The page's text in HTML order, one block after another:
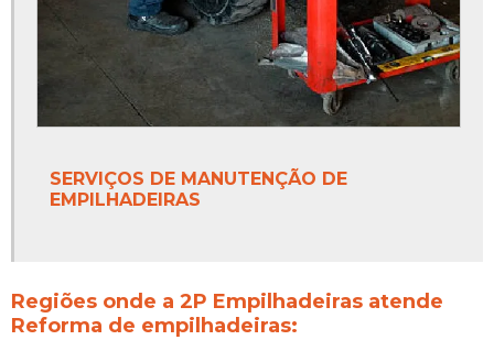
SERVIÇOS DE MANUTENÇÃO DE
EMPILHADEIRAS
Regiões onde a 2P Empilhadeiras atende
Reforma de empilhadeiras: